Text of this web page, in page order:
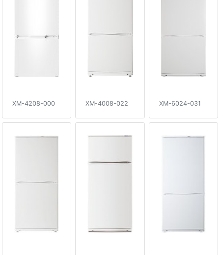
XM-4208-000 XM-4008-022 XM-6024-031